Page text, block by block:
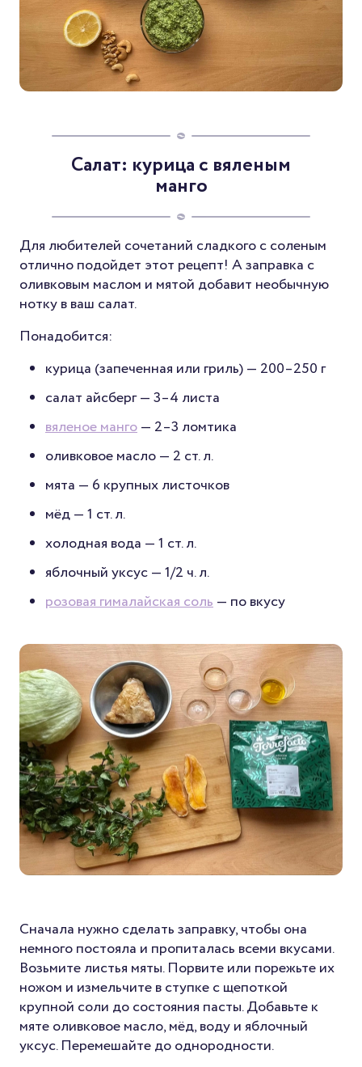
Салат: курица с вяленым
манго
Для любителей сочетаний сладкого с соленым
отлично подойдет этот рецепт! А заправка с
оливковым маслом и мятой добавит необычную
нотку в ваш салат.
Понадобится:
курица (запеченная или гриль) — 200–250 г
салат айсберг — 3–4 листа
вяленое манго— 2–3 ломтика
оливковое масло — 2 ст. л.
мята — 6 крупных листочков
мёд — 1 ст. л.
холодная вода — 1 ст. л.
яблочный уксус — 1/2 ч. л.
розовая гималайская соль— по вкусу
Сначала нужно сделать заправку, чтобы она
немного постояла и пропиталась всеми вкусами.
Возьмите листья мяты. Порвите или порежьте их
ножом и измельчите в ступке с щепоткой
крупной соли до состояния пасты. Добавьте к
мяте оливковое масло, мёд, воду и яблочный
уксус. Перемешайте до однородности.